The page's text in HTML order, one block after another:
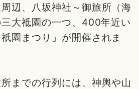
周辺、八坂神社～御旅所（海
大祗園の一つ、400年近い
園まつり」が開催されま
までの行列には、神輿や山